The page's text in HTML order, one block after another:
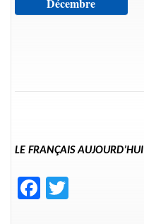
LE FRANÇAIS AUJOURD’HUI
Facebook